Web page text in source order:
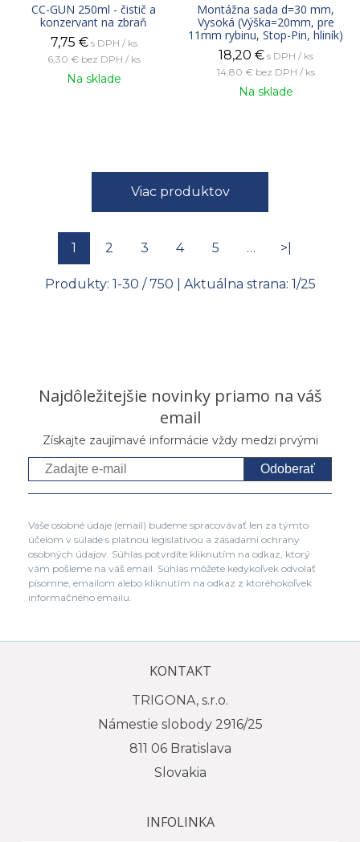
CC-GUN 250ml - čistič a
konzervant na zbraň
7,75 € s DPH / ks
6,30 € bez DPH / ks
Na sklade
Montážna sada d=30 mm,
Vysoká (Výška=20mm, pre
11mm rybinu, Stop-Pin, hliník)
18,20 € s DPH / ks
14,80 € bez DPH / ks
Na sklade
Viac produktov
1 2 3 4 5 … >|
Produkty: 1-30 /750 | Aktuálna strana: 1/25
Najdôležitejšie novinky priamo na váš
email
Získajte zaujímavé informácie vždy medzi prvými
Odoberať
Vaše osobné údaje (email) budeme spracovávať len za týmto
účelom v súlade s platnou legislatívou a zásadami ochrany
osobných údajov. Súhlas potvrdíte kliknutím na odkaz, ktorý
vám pošleme na váš email. Súhlas môžete kedykoľvek odvolať
písomne, emailom alebo kliknutím na odkaz z ktoréhokoľvek
informačného emailu.
KONTAKT
TRIGONA, s.r.o.
Námestie slobody 2916/25
811 06 Bratislava
Slovakia
INFOLINKA